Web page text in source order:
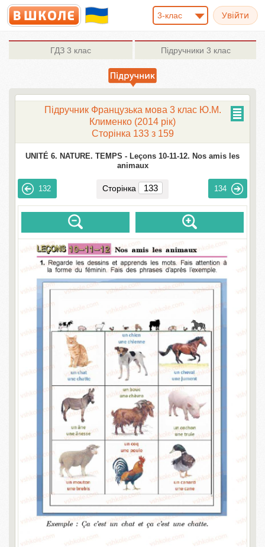
3-клас
ГДЗ 3 клас Підручники 3 клас
Підручник Французька мова 3 клас Ю.М.
Клименко (2014 рік)
Сторінка 133 з 159
UNITÉ 6. NATURE. TEMPS - Leçons 10-11-12. Nos amis les
animaux
132 Сторінка 134